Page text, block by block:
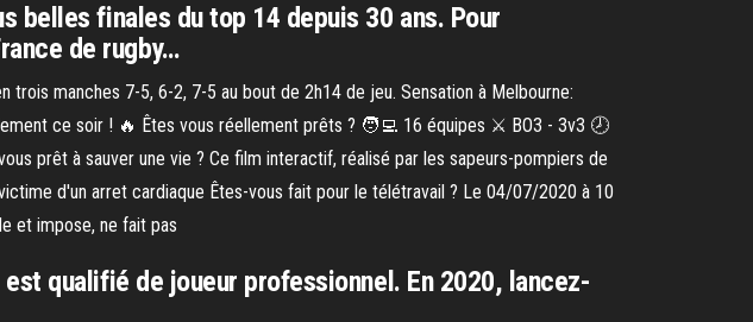
belles finales du top 14 depuis 30 ans. Pour
de rugby…
manches 7-5, 6-2, 7-5 au bout de 2h14 de jeu. Sensation à Melbourne:
ce soir ! 🔥 Êtes vous réellement prêts ? 🧑‍💻 16 équipes ⚔️ BO3 - 3v3 🕗
prêt à sauver une vie ? Ce film interactif, réalisé par les sapeurs-pompiers de
d'un arret cardiaque Êtes-vous fait pour le télétravail ? Le 04/07/2020 à 10
et impose, ne fait pas
qualifié de joueur professionnel. En 2020, lancez-